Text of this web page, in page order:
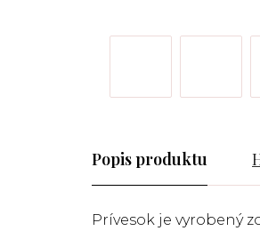
Popis
Prívesok je vyrobený